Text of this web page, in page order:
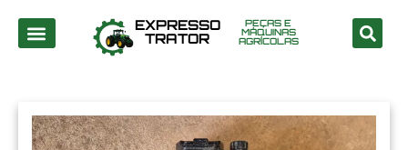
EXPRESSO
TRATOR
PEÇAS E
MÁQUINAS
AGRÍCOLAS